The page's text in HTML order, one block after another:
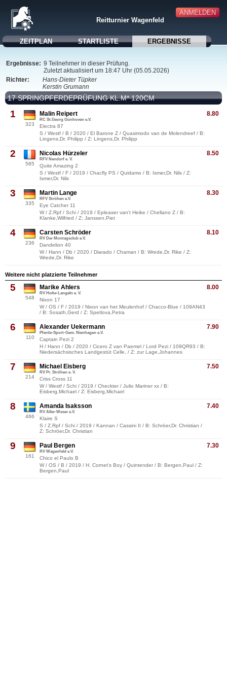
ANMELDEN
Reitturnier Wagenfeld
ZEITPLAN STARTLISTE ERGEBNISSE
Ergebnisse: 9 Teilnehmer in dieser Prüfung.
Zuletzt aktualisiert um 18:47 Uhr (05.05.2026)
Richter:
Hans-Dieter Tüpker
Kerstin Grumann
17 SPRINGPFERDEPRÜFUNG KL.M* 120CM
1
323
8.80
Malin Reipert
RC St.Georg Günhoven e.V.
Electra 87
S / Westf / B / 2020 / El Barone Z / Quasimodo van de Molendreef / B:
Lingens,Dr. Philipp / Z: Lingens,Dr. Philipp
2
585
8.50
Nicolas Hürzeler
RFV Nendorf e. V.
Quite Amazing 2
S / Westf / F / 2019 / Chacfly PS / Quidamo / B: Ismer,Dr. Nils / Z:
Ismer,Dr. Nils
3
335
8.30
Martin Lange
RFV Ströhen e.V.
Eye Catcher 11
W / Z.Rpf / Schi / 2019 / Epleaser van't Heike / Chellano Z / B:
Klanke,Wilfried / Z: Janssen,Piet
4
236
8.10
Carsten Schröder
RV Der Montagsclub e.V.
Dandelion 40
W / Hann / Db / 2020 / Diarado / Chaman / B: Wrede,Dr. Rike / Z:
Wrede,Dr. Rike
Weitere nicht platzierte Teilnehmer
5
548
8.00
Marike Ahlers
RV Holte-Langeln e. V.
Nixon 17
W / OS / F / 2019 / Nixon van het Meulenhof / Chacco-Blue / 109AN43
/ B: Sosath,Gerd / Z: Spetlova,Petra
6
110
7.90
Alexander Uekermann
Pferde-Sport-Gem. Nienhagen e.V.
Captain Pezi 2
H / Hann / Db / 2020 / Cicero Z van Paemel / Lord Pezi / 109QR93 / B:
Niedersächsisches Landgestüt Celle, / Z: zur Lage,Johannes
7
214
7.50
Michael Eisberg
RV Pr. Ströhen e. V.
Criss Cross 11
W / Westf / Schi / 2019 / Checkter / Julio Mariner xx / B:
Eisberg,Michael / Z: Eisberg,Michael
8
466
7.40
Amanda Isaksson
RV Aller-Weser e.V.
Klaire S
S / Z.Rpf / Schi / 2019 / Kannan / Cassini II / B: Schröer,Dr. Christian /
Z: Schröer,Dr. Christian
9
161
7.30
Paul Bergen
RV Wagenfeld e.V.
Chico el Paulo B
W / OS / B / 2019 / H. Cornet's Boy / Quintender / B: Bergen,Paul / Z:
Bergen,Paul